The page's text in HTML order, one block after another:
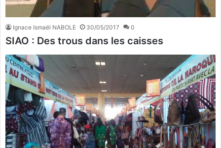
Ignace Ismaël NABOLE 30/05/2017 0
SIAO : Des trous dans les caisses